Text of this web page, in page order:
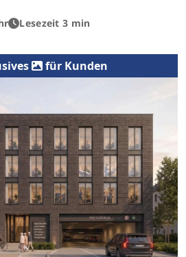
Lesezeit 3 min
für Kunden